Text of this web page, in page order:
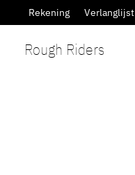
Rekening Verlanglijst
Rough Riders